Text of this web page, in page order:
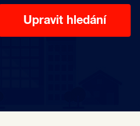
Upravit hledání